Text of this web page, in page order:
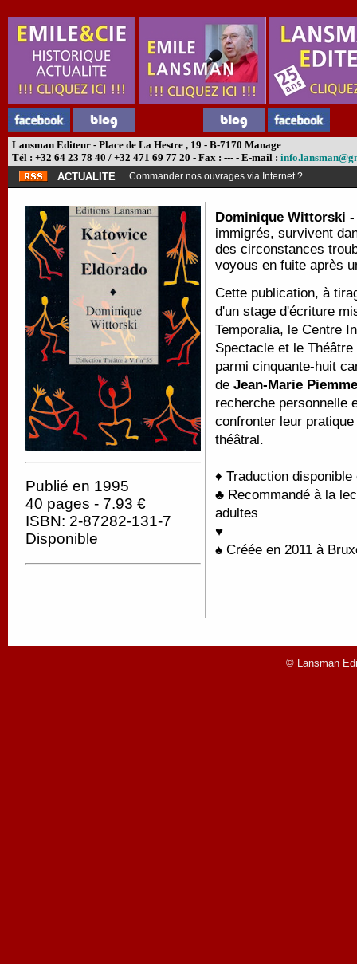
Lansman Editeur - Place de La Hestre , 19 - B-7170 Manage
Tél : +32 64 23 78 40 / +32 471 69 77 20 - Fax : --- - E-mail :
ACTUALITE
Commander nos ouvrages via Internet ?
Publié en 1995
40 pages - 7.93 €
ISBN: 2-87282-131-7
Disponible
Dominique Wittorski
immigrés, survivent
des circonstances
voyous en fuite après
Cette publication, à
d'un stage d'écriture
Temporalia, le Centre
Spectacle et le
parmi cinquante-huit
de Jean-Marie Piemme
recherche personnelle
confronter leur
théâtral.
♦ Traduction
♣ Recommandé à la
adultes
♥
♠ Créée en 2011 à
© Lansman